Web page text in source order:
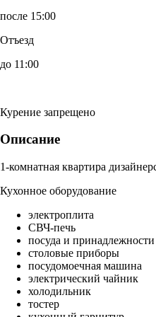
после 15:00
Отъезд
до 11:00
Курение запрещено
Описание
1-комнатная квартира
Кухонное оборудование
электроплита
СВЧ-печь
посуда и принадлежности
столовые приборы
посудомоечная машина
электрический чайник
холодильник
тостер